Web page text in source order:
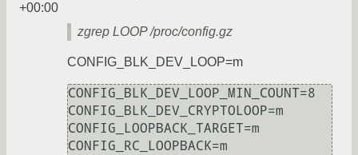
+00:00
zgrep LOOP /proc/config.gz
CONFIG_BLK_DEV_LOOP=m
CONFIG_BLK_DEV_LOOP_MIN_COUNT=8
CONFIG_BLK_DEV_CRYPTOLOOP=m
CONFIG_LOOPBACK_TARGET=m
CONFIG_RC_LOOPBACK=m